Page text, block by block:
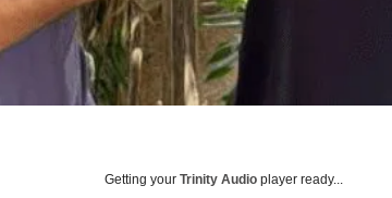
Getting your Trinity Audioplayer ready...